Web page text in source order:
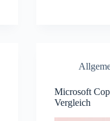
Microsoft
Vergleich